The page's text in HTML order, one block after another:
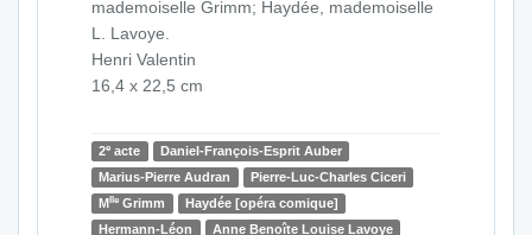
mademoiselle Grimm; Haydée, mademoiselle
L. Lavoye.
Henri Valentin
16,4 x 22,5 cm
2e acte
Daniel-François-Esprit Auber
Marius-Pierre Audran
Pierre-Luc-Charles Ciceri
M lle Grimm
Haydée [opéra comique]
Hermann-Léon
Anne Benoîte Louise Lavoye